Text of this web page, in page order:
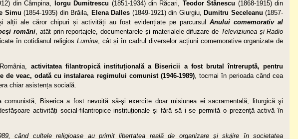
din Câmpina, Iorgu Dumitrescu (1851-1934) din Răcari, Teodor Stănescu (1868-1915) din
Simu (1854-1935) din Brăila, Elena Dalles (1849-1921) din Giurgiu, Dumitru Seceleanu (1857-
alții ale căror chipuri și activități au fost evidențiate pe parcursulAnului comemorativ al
români, atât prin reportajele, documentarele și materialele difuzare de Televiziunea și Radio
în cotidianul religios Lumina, cât și în cadrul diverselor acțiuni comemorative organizate de
activitatea filantropică instituțională a Bisericii a fost brutal întreruptă, pentru
de veac, odată cu instalarea regimului comunist (1946-1989), tocmai în perioada când cea
chiar asistența socială.
comunistă, Biserica a fost nevoită să-şi exercite doar misiunea ei sacramentală, liturgică şi
activități social-filantropice instituționale și fără să i se permită o prezență activă în
când cultele religioase au primit libertatea reală de organizare şi slujire în societatea